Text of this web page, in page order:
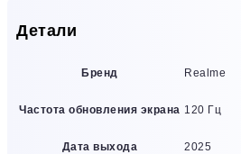
Детали
Бренд Realme
Частота обновления экрана 120 Гц
Дата выхода 2025